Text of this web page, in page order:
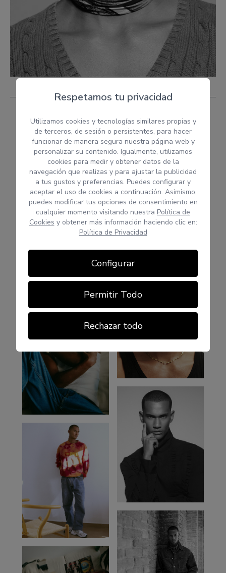
Respetamos tu privacidad
Utilizamos cookies y tecnologías similares propias y
de terceros, de sesión o persistentes, para hacer
funcionar de manera segura nuestra página web y
personalizar su contenido. Igualmente, utilizamos
cookies para medir y obtener datos de la
navegación que realizas y para ajustar la publicidad
a tus gustos y preferencias. Puedes configurar y
aceptar el uso de cookies a continuación. Asimismo,
puedes modificar tus opciones de consentimiento en
cualquier momento visitando nuestra Política de
Cookies y obtener más información haciendo clic en:
Política de Privacidad
Configurar
Permitir Todo
Rechazar todo